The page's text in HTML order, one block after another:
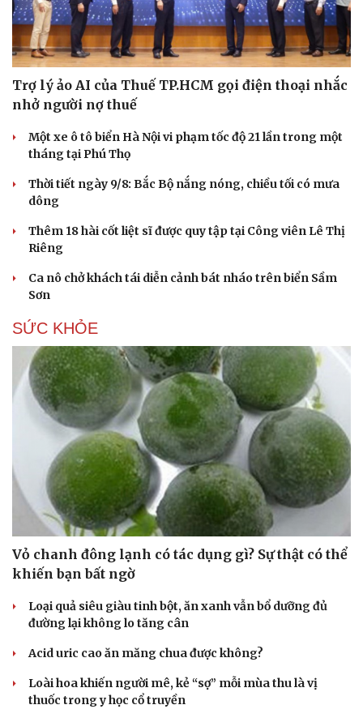
Tư vấn
Săn Tour
check-in
Podcast
Câu chuyện thời sự
Đọc truyện đêm khuya
Cửa sổ tình yêu
Kể chuyện cho bé
Hạt giống tâm hồn
Trợ lý ảo AI của Thuế TP.HCM gọi điện thoại nhắc
nhở người nợ thuế
Một xe ô tô biển Hà Nội vi phạm tốc độ 21 lần trong một
tháng tại Phú Thọ
Thời tiết ngày 9/8: Bắc Bộ nắng nóng, chiều tối có mưa
dông
Thêm 18 hài cốt liệt sĩ được quy tập tại Công viên Lê Thị
Riêng
Ca nô chở khách tái diễn cảnh bát nháo trên biển Sầm
Sơn
SỨC KHỎE
Vỏ chanh đông lạnh có tác dụng gì? Sự thật có thể
khiến bạn bất ngờ
Loại quả siêu giàu tinh bột, ăn xanh vẫn bổ dưỡng đủ
đường lại không lo tăng cân
Acid uric cao ăn măng chua được không?
Loài hoa khiến người mê, kẻ “sợ” mỗi mùa thu là vị
thuốc trong y học cổ truyền